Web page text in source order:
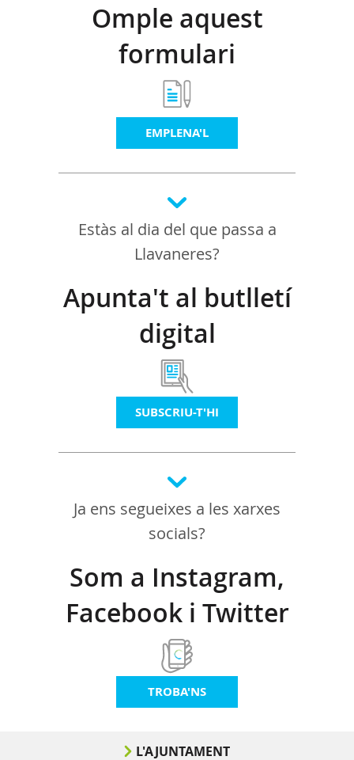
Omple aquest
formulari
EMPLENA'L
Estàs al dia del que passa a
Llavaneres?
Apunta't al butlletí
digital
SUBSCRIU-T'HI
Ja ens segueixes a les xarxes
socials?
Som a Instagram,
Facebook i Twitter
TROBA'NS
L'AJUNTAMENT